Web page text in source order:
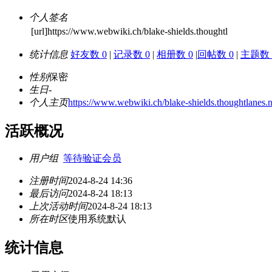
个人签名
[url]https://www.webwiki.ch/blake-shields.thoughtl
统计信息 好友数 0 | 记录数 0 | 相册数 0 |回帖数 0 | 主题数
性别保密
生日-
个人主页https://www.webwiki.ch/blake-
活跃概况
用户组 等待验证会员
注册时间2024-8-24 14:36
最后访问2024-8-24 18:13
上次活动时间2024-8-24 18:13
所在时区使用系统默认
统计信息